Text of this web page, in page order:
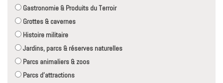
Gastronomie & Produits du Terroir
Grottes & cavernes
Histoire militaire
Jardins, parcs & réserves naturelles
Parcs animaliers & zoos
Parcs d'attractions